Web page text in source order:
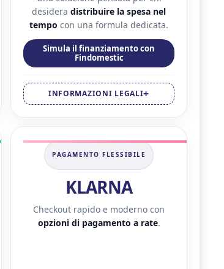
desidera distribuire la spesa nel
tempo con una formula dedicata.
Simula il finanziamento con
Findomestic
INFORMAZIONI LEGALI
PAGAMENTO FLESSIBILE
KLARNA
Checkout rapido e moderno con
opzioni di pagamento a rate.